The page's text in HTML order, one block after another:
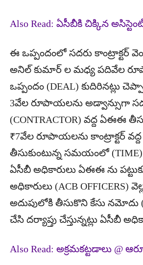
Also Read: ఏసీబీకి చిక్కిన
ఈ ఒప్పందంలో సదరు కాంట్రాక్టర్
అనిల్ కుమార్ ల మధ్య పదివేల
ఒప్పందం (DEAL) కుదిరినట్లు
3వేల రూపాయలను అడ్వాన్సుగా
(CONTRACTOR) వద్ద ఏఈఈ
₹7వేల రూపాయలను కాంట్రాక్టర్ వద్ద
తీసుకుంటున్న సమయంలో
ఏసీబీ అధికారులు ఏఈఈ ను
అధికారులు (ACB OFFICERS)
అదుపులోకి తీసుకొని కేసు నమోదు
చేసి దర్యాప్తు చేస్తున్నట్లు ఏసీబీ
Also Read: అక్రమకట్టడాలు @